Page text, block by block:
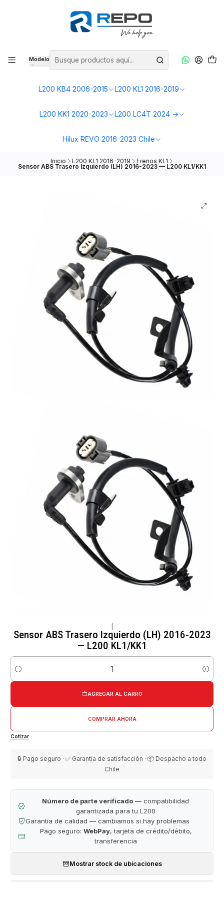
Modelo
L200 KB4 2006-2015 L200 KL1 2016-2019
L200 KK1 2020-2023 L200 LC4T 2024 ->
Hilux REVO 2016-2023 Chile
Inicio L200 KL1 2016-2019 Frenos KL1
Sensor ABS Trasero Izquierdo (LH) 2016-2023 — L200 KL1/KK1
Sensor ABS Trasero Izquierdo (LH) 2016-2023
— L200 KL1/KK1
Cantidad
AGREGAR AL CARRO
COMPRAR AHORA
Cotizar
🔒 Pago seguro · ✅ Garantía de satisfacción · 📦 Despacho a todo
Chile
Número de parte verificado — compatibilidad
garantizada para tu L200
Garantía de calidad — cambiamos si hay problemas
Pago seguro: WebPay, tarjeta de crédito/débito,
transferencia
Mostrar stock de ubicaciones